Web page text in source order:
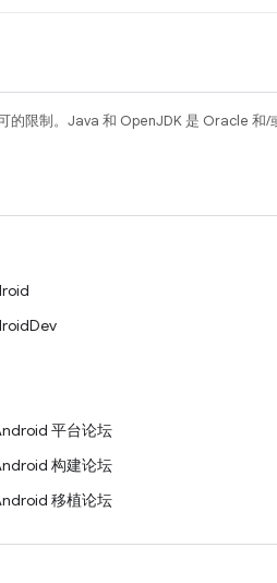
的限制。Java 和 OpenJDK 是 Oracle 和/
平台论坛
构建论坛
移植论坛